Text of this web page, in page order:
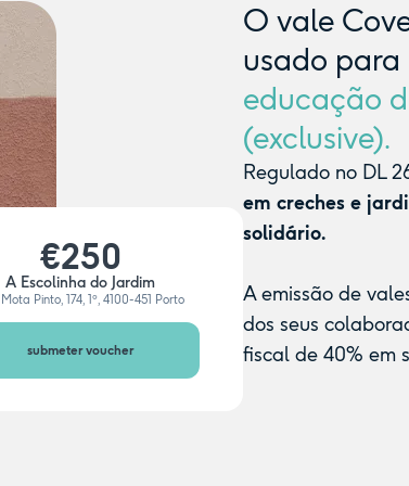
€250
A Escolinha do Jardim
Pinto, 174, 1º, 4100-451 Porto
submeter voucher
O vale
usado para
educação
(exclusive).
Regulado no DL
em creches e
solidário.
A emissão de
dos seus
fiscal de 40% em